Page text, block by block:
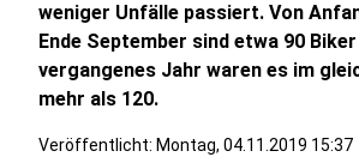
weniger Unfälle passiert. Von
Ende September sind etwa 90
vergangenes Jahr waren es im
mehr als 120.
Veröffentlicht: Montag, 04.11.2019 15:37